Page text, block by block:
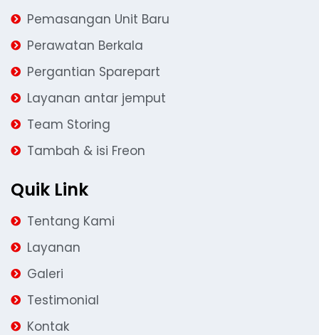
Pemasangan Unit Baru
Perawatan Berkala
Pergantian Sparepart
Layanan antar jemput
Team Storing
Tambah & isi Freon
Quik Link
Tentang Kami
Layanan
Galeri
Testimonial
Kontak